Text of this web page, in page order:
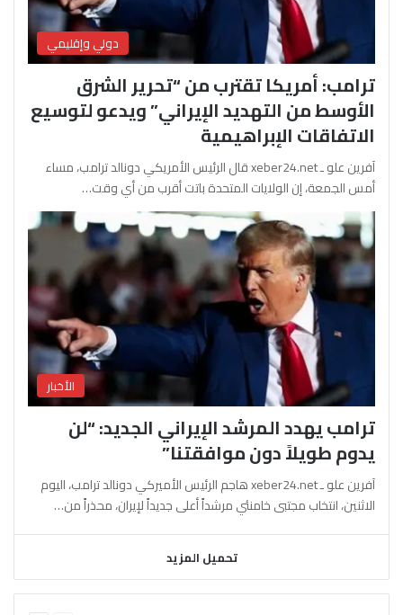
دولي وإقليمي
ترامب: أمريكا تقترب من “تحرير الشرق
الأوسط من التهديد الإيراني” ويدعو لتوسيع
الاتفاقات الإبراهيمية
آفرين علو ـ xeber24.net قال الرئيس الأمريكي دونالد ترامب، مساء
أمس الجمعة، إن الولايات المتحدة باتت أقرب من أي وقت…
الأخبار
ترامب يهدد المرشد الإيراني الجديد: “لن
يدوم طويلاً دون موافقتنا”
آفرين علو ـ xeber24.net هاجم الرئيس الأميركي دونالد ترامب، اليوم
الاثنين، انتخاب مجتبى خامنئي مرشداً أعلى جديداً لإيران، محذراً من…
تحميل المزيد